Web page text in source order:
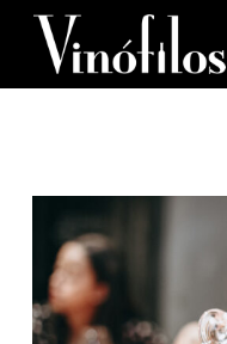
Skip